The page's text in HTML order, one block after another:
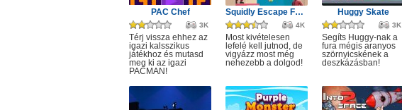
PAC Chef
3K
Térj vissza ehhez az
igazi kalsszikus
játékhoz és mutasd
meg ki az igazi
PACMAN!
Squidly Escape Fall Guy 3D
4K
Most kivételesen
lefelé kell jutnod, de
vigyázz most még
nehezebb a dolgod!
Huggy Skate
3K
Segíts Huggy-nak a
fura mégis aranyos
szörnyicskének a
deszkázásban!